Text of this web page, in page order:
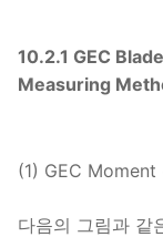
10.2.1 GEC
Measuring
(1) GEC Moment
다음의 그림과 같